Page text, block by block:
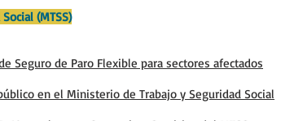
(MTSS)
Seguro de Paro Flexible para sectores afectados
en el Ministerio de Trabajo y Seguridad Social